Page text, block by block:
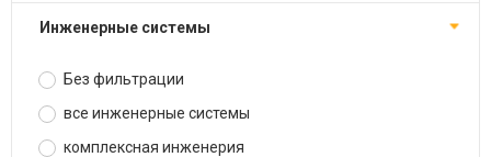
инженерные системы
Без фильтрации
все инженерные системы
комплексная инженерия